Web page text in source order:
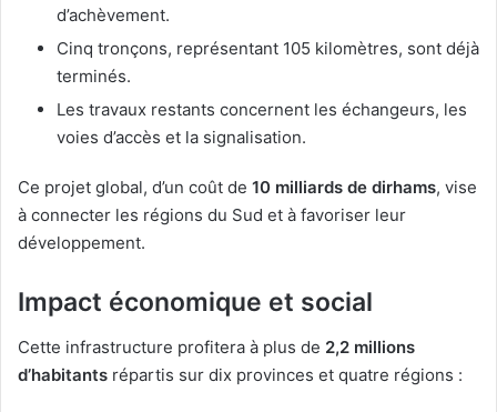
d’achèvement.
Cinq tronçons, représentant 105 kilomètres, sont déjà
terminés.
Les travaux restants concernent les échangeurs, les
voies d’accès et la signalisation.
Ce projet global, d’un coût de 10 milliards de dirhams, vise
à connecter les régions du Sud et à favoriser leur
développement.
Impact économique et social
Cette infrastructure profitera à plus de 2,2 millions
d’habitants répartis sur dix provinces et quatre régions :